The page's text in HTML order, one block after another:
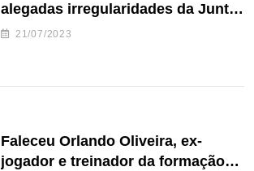
alegadas irregularidades da Junta
de Freguesia S. João de Ver
21/07/2023
Faleceu Orlando Oliveira, ex-
jogador e treinador da formação